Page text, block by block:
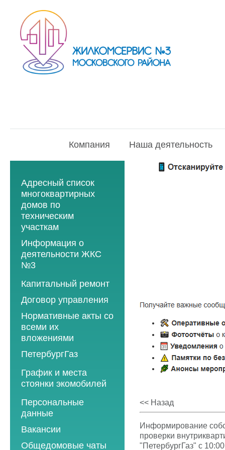
Компания Наша деятельность
Адресный список
многоквартирных
домов по
техническим
участкам
Информация о
деятельности ЖКС
№3
Программы
2013 год
2014 год
2015 год
2016 год
2017 год
2018 год
Капитальный ремонт
Договор управления
Нормативные акты со
всеми их
вложениями
ПетербургГаз
2018 год
2019 год
2020 год
2021 год
2022 год
График и места
стоянки экомобилей
2019 год
2020 год
2021 год
2022 год
Персональные
данные
Вакансии
Общедомовые чаты
<< Назад
Информирование
проверки
"ПетербургГаз" с